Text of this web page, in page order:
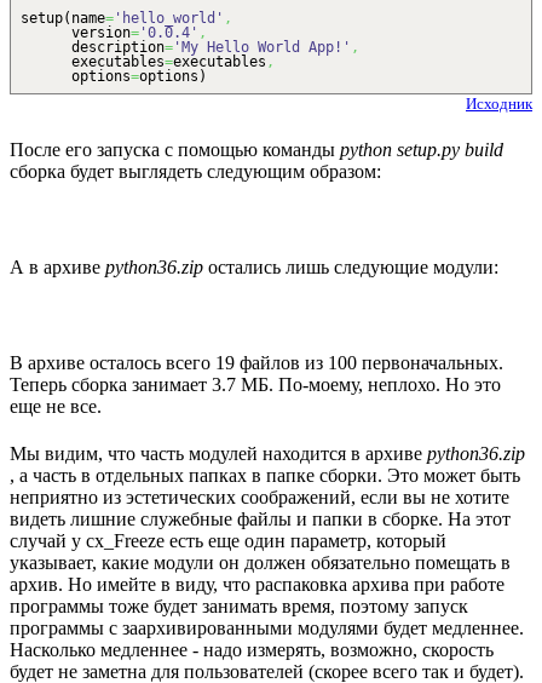
setup( name= 'hello_world' ,
version= '0.0.4' ,
description= 'My Hello World App!' ,
executables=executables ,
options=options )
Исходник
После его запуска с помощью команды python setup.py build
сборка будет выглядеть следующим образом:
А в архиве python36.zip остались лишь следующие модули:
В архиве осталось всего 19 файлов из 100 первоначальных.
Теперь сборка занимает 3.7 МБ. По-моему, неплохо. Но это
еще не все.
Мы видим, что часть модулей находится в архиве python36.zip
, а часть в отдельных папках в папке сборки. Это может быть
неприятно из эстетических соображений, если вы не хотите
видеть лишние служебные файлы и папки в сборке. На этот
случай у cx_Freeze есть еще один параметр, который
указывает, какие модули он должен обязательно помещать в
архив. Но имейте в виду, что распаковка архива при работе
программы тоже будет занимать время, поэтому запуск
программы с заархивированными модулями будет медленнее.
Насколько медленнее - надо измерять, возможно, скорость
будет не заметна для пользователей (скорее всего так и будет).